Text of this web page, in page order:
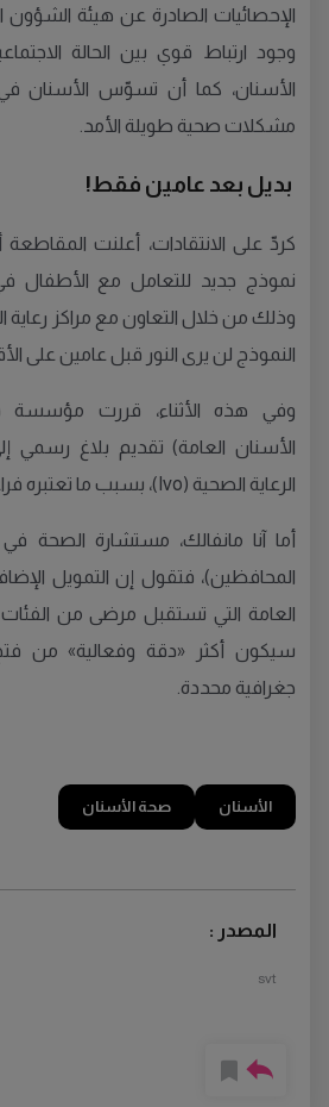
الإحصائيات الصادرة عن هيئة الشؤون
وجود ارتباط قوي بين الحالة
الأسنان، كما أن تسوّس الأسنان
مشكلات صحية طويلة الأمد.
بديل بعد عامين فقط!
كردّ على الانتقادات، أعلنت
نموذج جديد للتعامل مع الأطفال
النموذج لن يرى النور قبل عامين على
وفي هذه الأثناء، قررت مؤسسة
الأسنان العامة) تقديم بلاغ رسمي
الرعاية الصحية (Ivo)، بسبب ما تعتبره فراغاً في الرعاية الوقائية.
أما آنا مانفالك، مستشارة الصحة
المحافظين)، فتقول إن التمويل
العامة التي تستقبل مرضى من
سيكون أكثر «دقة وفعالية» من
جغرافية محددة.
الأسنان صحة الأسنان
المصدر :
svt